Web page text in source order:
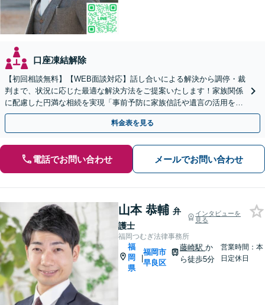
口座凍結解除
【初回相談無料】【WEB面談対応】話し合いによる解決から調停・裁
判まで、状況に応じた最適な解決方法をご提案いたします！家族関係
に配慮した円満な相続を実現「事前予防に家族信託や遺言の活用を」
「相続税に関するご相談にも対応」【休日・夜間相談可】
料金表を見る
電話でお問い合わせ メールでお問い合わせ
山本 恭輔 弁
護士
インタビューを
見る
福岡つむぎ法律事務所
福
岡
県
|
福岡市
早良区
藤崎駅 か
ら徒歩5分
営業時間：本
日定休日